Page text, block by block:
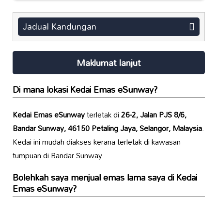
Jadual Kandungan
Maklumat lanjut
Di mana lokasiKedai Emas eSunway?
Kedai Emas eSunwayterletak di26-2, Jalan PJS 8/6,
Bandar Sunway, 46150 Petaling Jaya, Selangor, Malaysia.
Kedai ini mudah diakses kerana terletak di kawasan
tumpuan di Bandar Sunway.
Bolehkah saya menjual emas lama saya diKedai
Emas eSunway?